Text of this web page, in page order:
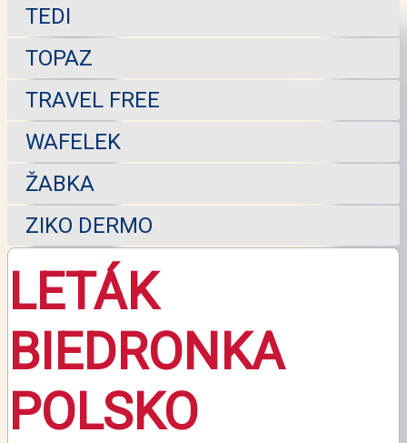
TEDI
TOPAZ
TRAVEL FREE
WAFELEK
ŽABKA
ZIKO DERMO
LETÁK
BIEDRONKA
POLSKO